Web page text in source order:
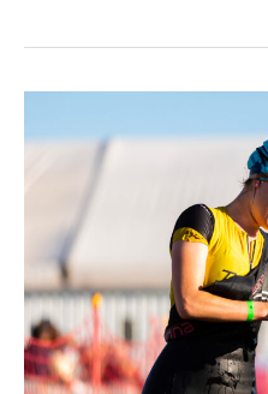
avant
pour
bénéficier
des
tarifs
préférentiels
!